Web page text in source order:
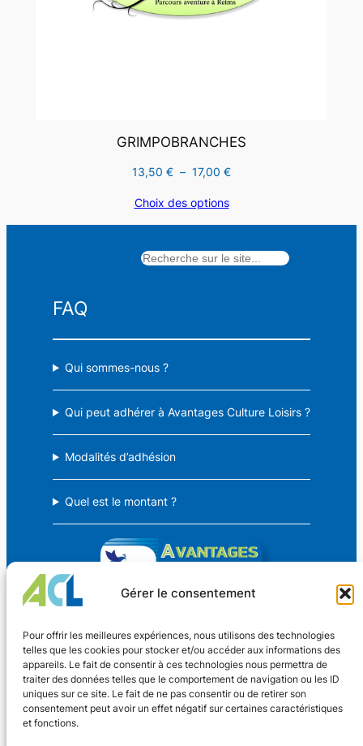
Gérer le consentement
Pour offrir les meilleures expériences, nous utilisons des technologies
telles que les cookies pour stocker et/ou accéder aux informations des
appareils. Le fait de consentir à ces technologies nous permettra de
traiter des données telles que le comportement de navigation ou les ID
uniques sur ce site. Le fait de ne pas consentir ou de retirer son
consentement peut avoir un effet négatif sur certaines caractéristiques
et fonctions.
GRIMPOBRANCHES
13,50 € – 17,00 €Plage
13,50 €
17,00 €
Choix des options
FAQ
Qui sommes-nous ?
Qui peut adhérer à Avantages Culture Loisirs ?
Modalités d’adhésion
Quel est le montant ?
Avantages Culture Loisirs
Des avantages CSE pour TOUS !
Coordonnées